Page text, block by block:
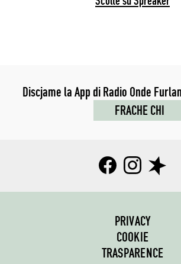
Discjame la App di Radio Onde
FRACHE CHI
PRIVACY
COOKIE
TRASPARENCE